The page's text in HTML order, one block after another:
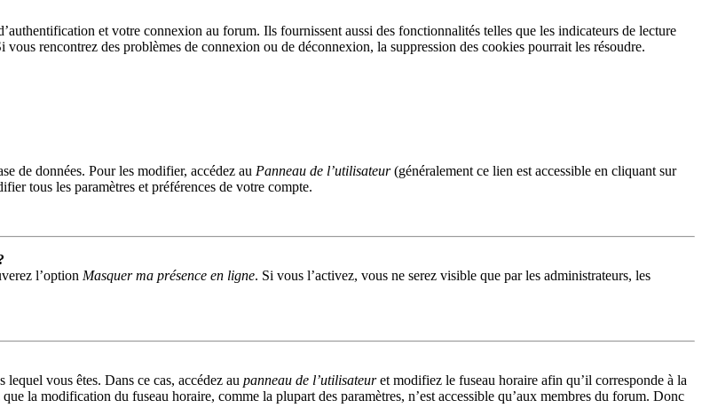
et votre connexion au forum. Ils fournissent aussi des fonctionnalités telles que les indicateurs de lecture
rencontrez des problèmes de connexion ou de déconnexion, la suppression des cookies pourrait les résoudre.
de données. Pour les modifier, accédez au Panneau de l’utilisateur(généralement ce lien est accessible en cliquant sur
tous les paramètres et préférences de votre compte.
l’option Masquer ma présence en ligne. Si vous l’activez, vous ne serez visible que par les administrateurs, les
vous êtes. Dans ce cas, accédez au panneau de l’utilisateuret modifiez le fuseau horaire afin qu’il corresponde à la
la modification du fuseau horaire, comme la plupart des paramètres, n’est accessible qu’aux membres du forum. Donc